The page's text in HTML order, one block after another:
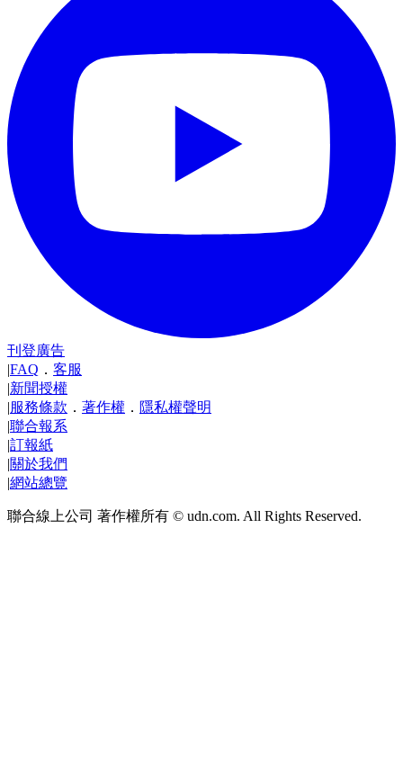
刊登廣告
|FAQ ． 客服
|新聞授權
|服務條款 ． 著作權 ． 隱私權聲明
|聯合報系
|訂報紙
|關於我們
|網站總覽
聯合線上公司 著作權所有 © udn.com. All Rights Reserved.